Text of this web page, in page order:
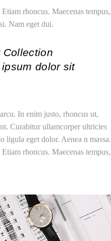
rhoncus. Maecenas tempus,
Nam eget dui.
Collection
dolor sit
In enim justo, rhoncus ut,
Curabitur ullamcorper ultricies
ligula eget dolor. Aenea n massa.
rhoncus. Maecenas tempus,